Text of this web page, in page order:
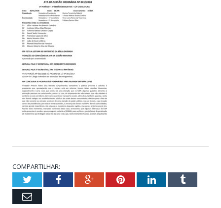
COMPARTILHAR:
TwitterFacebookGoogle+PinterestLinkedInTumblr
Email